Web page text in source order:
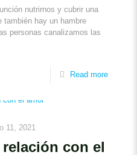
nutrirnos y cubrir una
también hay un hambre
personas canalizamos las
Read more
11, 2021
con el